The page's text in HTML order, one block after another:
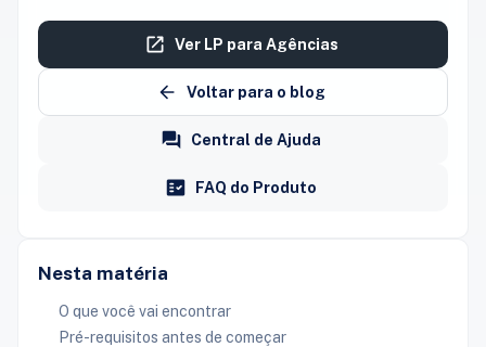
Ver LP para Agências
Voltar para o blog
Central de Ajuda
FAQ do Produto
Nesta matéria
O que você vai encontrar
Pré-requisitos antes de começar